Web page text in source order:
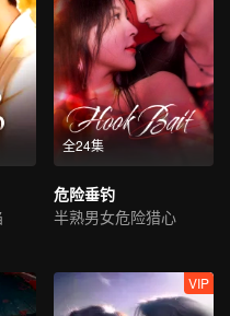
全24集
危险垂钓
半熟男女危险猎心
VIP